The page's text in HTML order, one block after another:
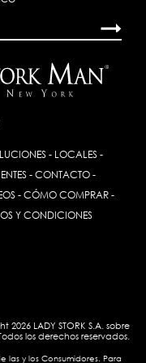
- LOCALES -
- CONTACTO-
- CÓMO COMPRAR-
Y CONDICIONES
2026 LADY STORK S.A. sobre
los derechos reservados.
las y los Consumidores. Para